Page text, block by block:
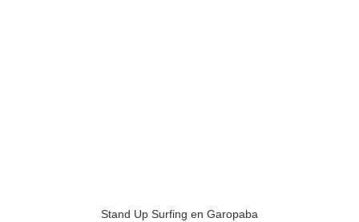
Stand Up Surfing en Garopaba